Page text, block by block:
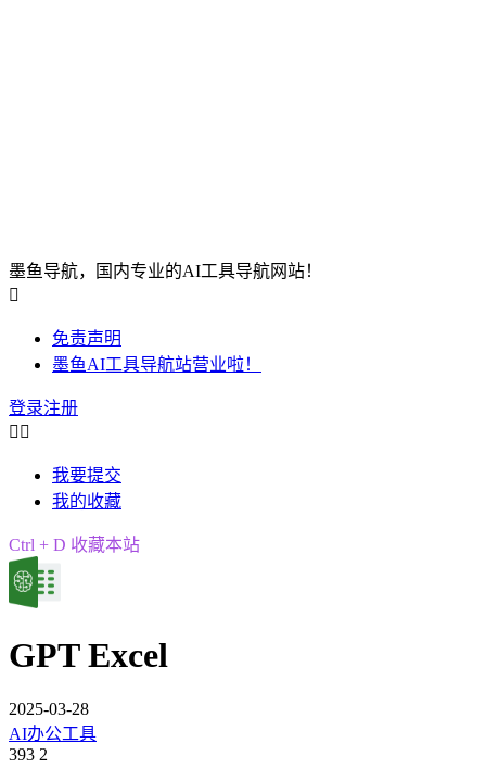
墨鱼导航，国内专业的AI工具导航网站！

免责声明
墨鱼AI工具导航站营业啦！
登录注册
 
我要提交
我的收藏
Ctrl + D 收藏本站
GPT Excel
2025-03-28
AI办公工具
393 2